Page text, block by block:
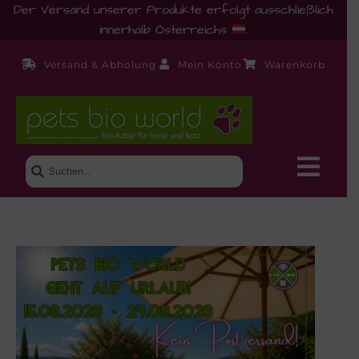
Der Versand unserer Produkte erfolgt ausschließlich
innerhalb Österreichs
.
Versand & Abholung Mein Konto Warenkorb
Neue Produkte
Shop
Ernährungsberatung!
Startseite